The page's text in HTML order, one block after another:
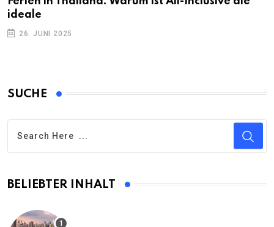
ideale
26. JUNI 2025
SUCHE
BELIEBTER INHALT